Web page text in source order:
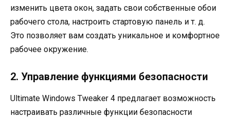
изменить цвета окон, задать свои собственные обои
рабочего стола, настроить стартовую панель и т. д.
Это позволяет вам создать уникальное и комфортное
рабочее окружение.
2. Управление функциями безопасности
Ultimate Windows Tweaker 4 предлагает возможность
настраивать различные функции безопасности